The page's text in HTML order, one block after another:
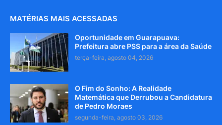
MATÉRIAS MAIS ACESSADAS
Oportunidade em Guarapuava:
Prefeitura abre PSS para a área da Saúde
terça-feira, agosto 04, 2026
O Fim do Sonho: A Realidade
Matemática que Derrubou a Candidatura
de Pedro Moraes
segunda-feira, agosto 03, 2026